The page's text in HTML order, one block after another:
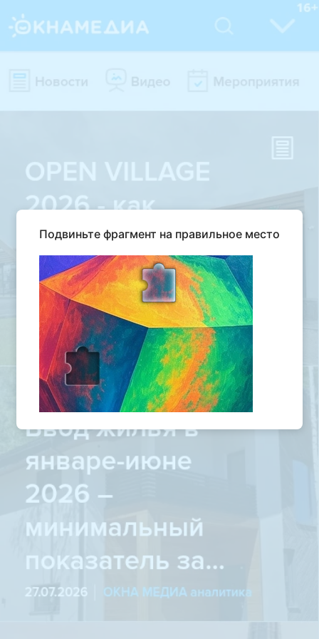
Подвиньте фрагмент на правильное место